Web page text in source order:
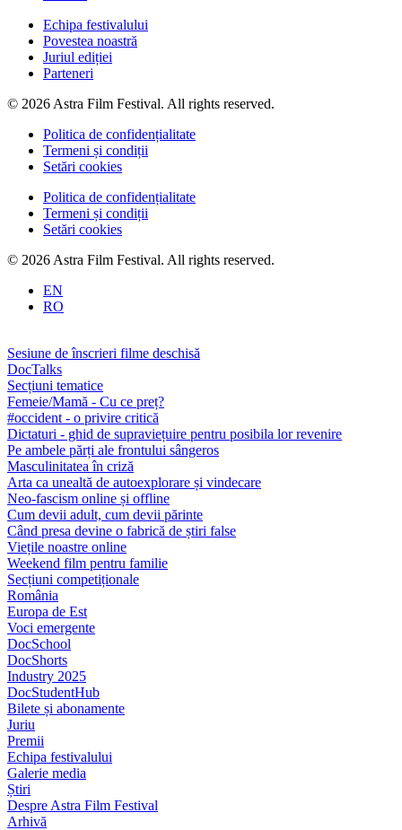
Echipa festivalului
Povestea noastră
Juriul ediției
Parteneri
© 2026 Astra Film Festival. All rights reserved.
Politica de confidențialitate
Termeni și condiții
Setări cookies
Politica de confidențialitate
Termeni și condiții
Setări cookies
© 2026 Astra Film Festival. All rights reserved.
EN
RO
Sesiune de înscrieri filme deschisă
DocTalks
Secțiuni tematice
Femeie/Mamă - Cu ce preț?
#occident - o privire critică
Dictaturi - ghid de supraviețuire pentru posibila lor revenire
Pe ambele părți ale frontului sângeros
Masculinitatea în criză
Arta ca unealtă de autoexplorare și vindecare
Neo-fascism online și offline
Cum devii adult, cum devii părinte
Când presa devine o fabrică de știri false
Viețile noastre online
Weekend film pentru familie
Secțiuni competiționale
România
Europa de Est
Voci emergente
DocSchool
DocShorts
Industry 2025
DocStudentHub
Bilete și abonamente
Juriu
Premii
Echipa festivalului
Galerie media
Știri
Despre Astra Film Festival
Arhivă